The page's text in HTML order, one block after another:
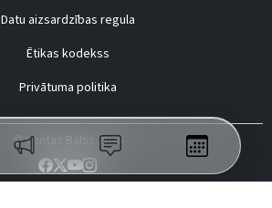
Datu aizsardzības regula
Ētikas kodekss
Privātuma politika
© Ventas Balss 2026